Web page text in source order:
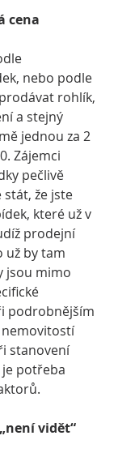
cena
nebo podle
rohlík,
a stejný
jednou za 2
Zájemci
pečlivě
stát, že jste
které už v
prodejní
už by tam
jsou mimo
podrobnějším
nemovitostí
stanovení
potřeba
vidět“